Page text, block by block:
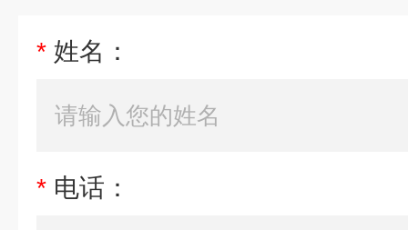
* 姓名：
* 电话：